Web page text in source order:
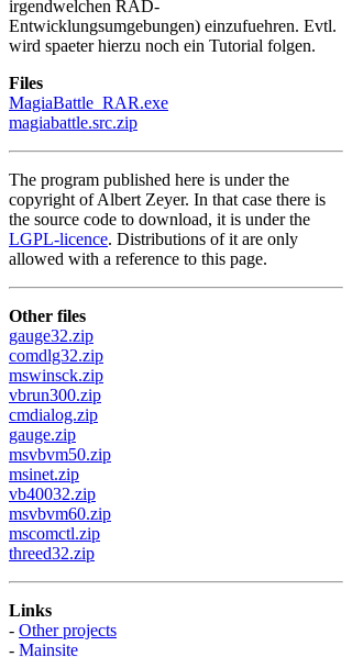
irgendwelchen RAD-
Entwicklungsumgebungen) einzufuehren. Evtl.
wird spaeter hierzu noch ein Tutorial folgen.
Files
MagiaBattle_RAR.exe
magiabattle.src.zip
The program published here is under the
copyright of Albert Zeyer. In that case there is
the source code to download, it is under the
LGPL-licence. Distributions of it are only
allowed with a reference to this page.
Other files
gauge32.zip
comdlg32.zip
mswinsck.zip
vbrun300.zip
cmdialog.zip
gauge.zip
msvbvm50.zip
msinet.zip
vb40032.zip
msvbvm60.zip
mscomctl.zip
threed32.zip
Links
- Other projects
- Mainsite